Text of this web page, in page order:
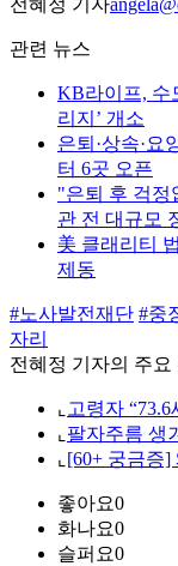
전혜정 기자
관련 뉴스
KB라이프, 수
리지’ 개소
은퇴·상속·
터 6곳 오픈
"은퇴 후 걱정
관 전 대규모
美 클래리티
제동
#노사발전재단 #중
자리
전혜정 기자의 주요
⌞ 고령자
⌞ 팔자주름 생
⌞ [60+ 궁금증]
좋아요0
화나요0
슬퍼요0